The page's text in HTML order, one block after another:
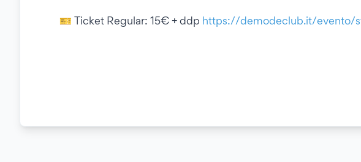
🎫 Ticket Regular: 15€ + ddp https://demodeclub.it/evento/